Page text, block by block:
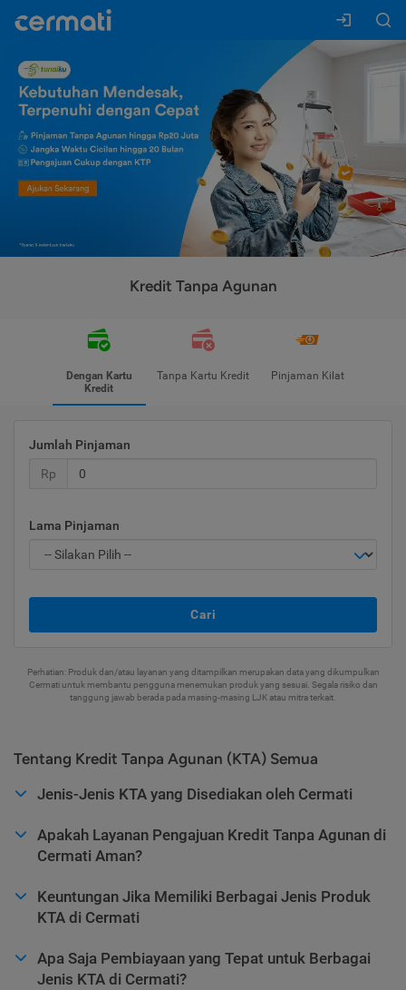
Kredit Tanpa Agunan
Dengan Kartu
Kredit
Tanpa Kartu Kredit Pinjaman Kilat
Jumlah Pinjaman
Rp
Lama Pinjaman
Cari
Perhatian: Produk dan/atau layanan yang ditampilkan merupakan data yang dikumpulkan
Cermati untuk membantu pengguna menemukan produk yang sesuai. Segala risiko dan
tanggung jawab berada pada masing-masing LJK atau mitra terkait.
Tentang Kredit Tanpa Agunan (KTA) Semua
Jenis-Jenis KTA yang Disediakan oleh Cermati
Apakah Layanan Pengajuan Kredit Tanpa Agunan di
Cermati Aman?
Keuntungan Jika Memiliki Berbagai Jenis Produk
KTA di Cermati
Apa Saja Pembiayaan yang Tepat untuk Berbagai
Jenis KTA di Cermati?